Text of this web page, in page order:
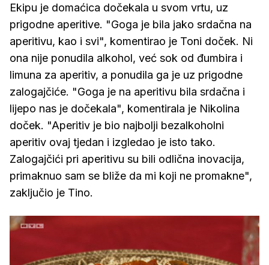
Ekipu je domaćica dočekala u svom vrtu, uz
prigodne aperitive. "Goga je bila jako srdačna na
aperitivu, kao i svi", komentirao je Toni doček. Ni
ona nije ponudila alkohol, već sok od đumbira i
limuna za aperitiv, a ponudila ga je uz prigodne
zalogajčiće. "Goga je na aperitivu bila srdačna i
lijepo nas je dočekala", komentirala je Nikolina
doček. "Aperitiv je bio najbolji bezalkoholni
aperitiv ovaj tjedan i izgledao je isto tako.
Zalogajčići pri aperitivu su bili odlična inovacija,
primaknuo sam se bliže da mi koji ne promakne",
zaključio je Tino.